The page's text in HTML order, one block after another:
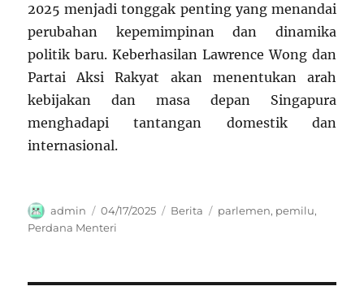
2025 menjadi tonggak penting yang menandai
perubahan kepemimpinan dan dinamika
politik baru. Keberhasilan Lawrence Wong dan
Partai Aksi Rakyat akan menentukan arah
kebijakan dan masa depan Singapura
menghadapi tantangan domestik dan
internasional.
Author
admin
Posted
on
04/17/2025 Categories
Berita Tags
parlemen, pemilu,
Perdana Menteri